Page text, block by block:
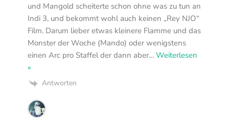
und Mangold scheiterte schon ohne was zu tun an
Indi 3, und bekommt wohl auch keinen „Rey NJO“
Film. Darum lieber etwas kleinere Flamme und das
Monster der Woche (Mando) oder wenigstens
einen Arc pro Staffel der dann aber… Weiterlesen
»
Antworten